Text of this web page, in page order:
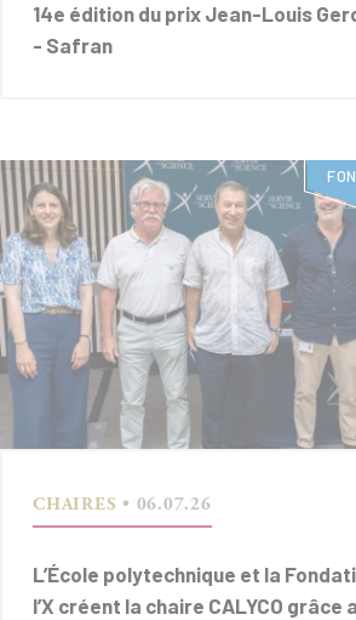
14e édition du prix Jean-Louis
- Safran
CHAIRES • 06.07.26
L’École polytechnique et la
l’X créent la chaire CALYCO grâce